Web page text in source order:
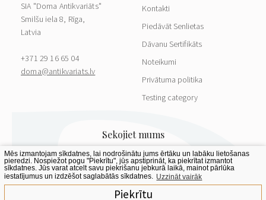
SIA "Doma Antikvariāts"
Smilšu iela 8, Rīga,
Latvia
+371 29 16 65 04
doma@antikvariats.lv
Kontakti
Piedāvāt Senlietas
Dāvanu Sertifikāts
Noteikumi
Privātuma politika
Testing category
Mēs izmantojam sīkdatnes, lai nodrošinātu jums ērtāku un labāku lietošanas
pieredzi. Nospiežot pogu "Piekrītu", jūs apstiprināt, ka piekrītat izmantot
sīkdatnes. Jūs varat atcelt savu piekrišanu jebkurā laikā, mainot pārlūka
iestatījumus un izdzēšot saglabātās sīkdatnes. Uzzināt vairāk
Piekrītu